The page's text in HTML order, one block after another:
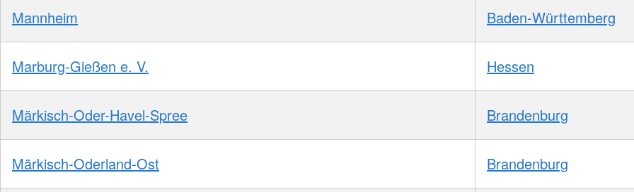
Mannheim Baden-Württemberg
Marburg-Gießen e. V. Hessen
Märkisch-Oder-Havel-Spree Brandenburg
Märkisch-Oderland-Ost Brandenburg